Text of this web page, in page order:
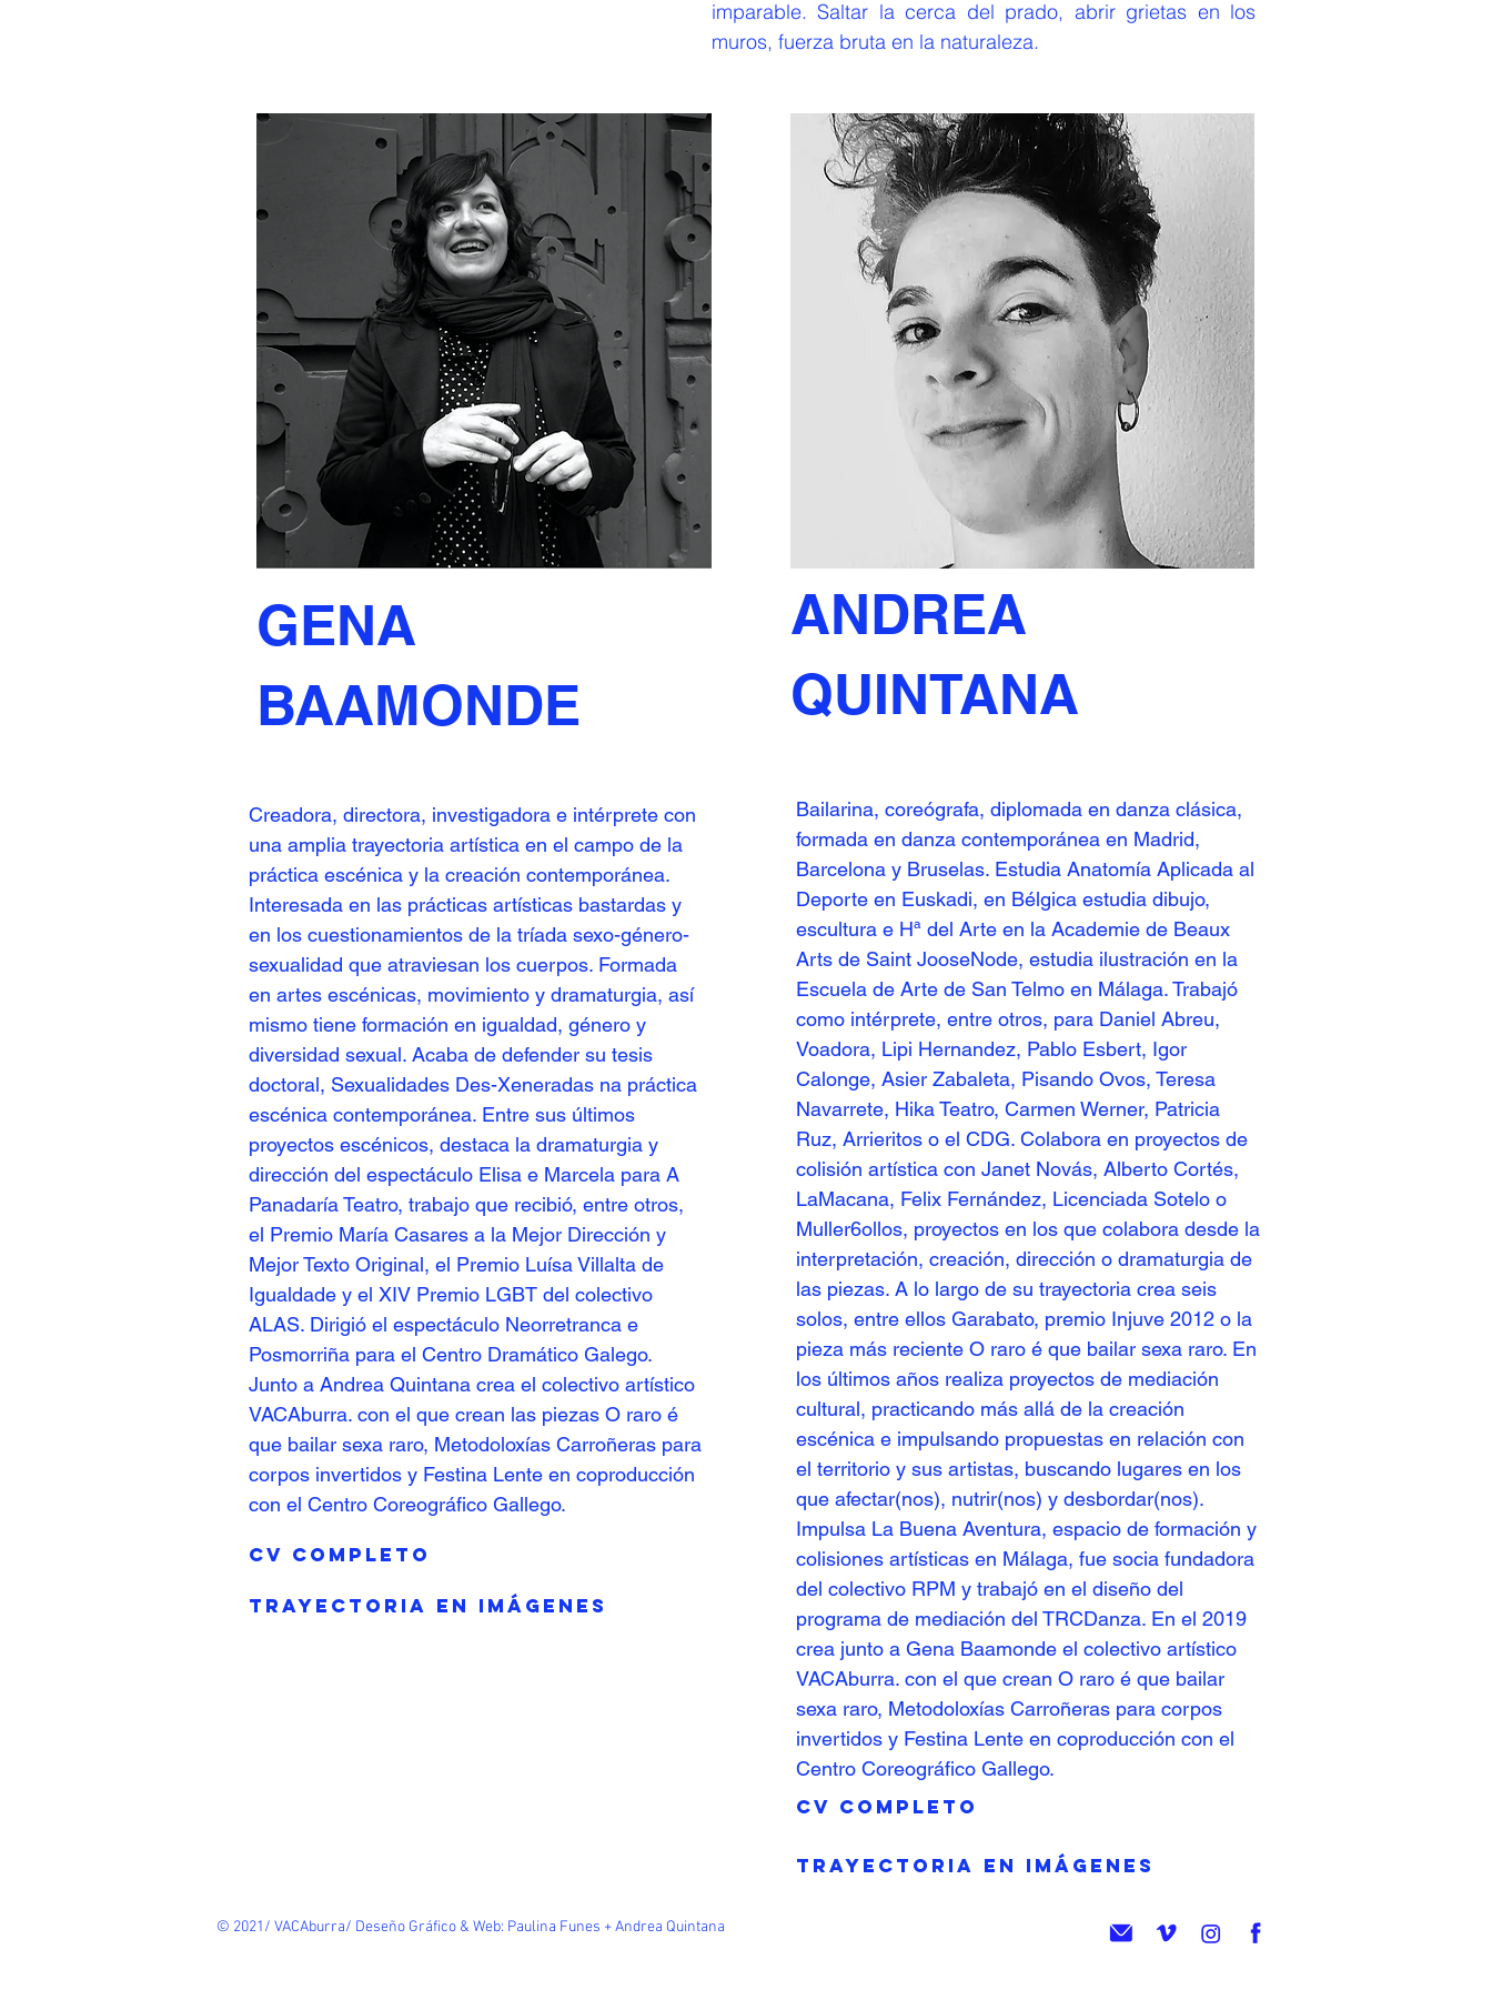
imparable. Saltar la cerca del prado, abrir grietas en los
muros, fuerza bruta en la naturaleza.
GENA
BAAMONDE
ANDREA
QUINTANA
Creadora, directora, investigadora e intérprete con
una amplia trayectoria artística en el campo de la
práctica escénica y la creación contemporánea.
Interesada en las prácticas artísticas bastardas y
en los cuestionamientos de la tríada sexo-género-
sexualidad que atraviesan los cuerpos. Formada
en artes escénicas, movimiento y dramaturgia, así
mismo tiene formación en igualdad, género y
diversidad sexual. Acaba de defender su tesis
doctoral, Sexualidades Des-Xeneradas na práctica
escénica contemporánea. Entre sus últimos
proyectos escénicos, destaca la dramaturgia y
dirección del espectáculo Elisa e Marcela para A
Panadaría Teatro, trabajo que recibió, entre otros,
el Premio María Casares a la Mejor Dirección y
Mejor Texto Original, el Premio Luísa Villalta de
Igualdade y el XIV Premio LGBT del colectivo
ALAS. Dirigió el espectáculo Neorretranca e
Posmorriña para el Centro Dramático Galego.
Junto a Andrea Quintana crea el colectivo artístico
VACAburra. con el que crean las piezas O raro é
que bailar sexa raro, Metodoloxías Carroñeras para
corpos invertidos y Festina Lente en coproducción
con el Centro Coreográfico Gallego.
CV COMPLETO
TRAYECTORIA EN IMÁGENES
Bailarina, coreógrafa, diplomada en danza clásica,
formada en danza contemporánea en Madrid,
Barcelona y Bruselas. Estudia Anatomía Aplicada al
Deporte en Euskadi, en Bélgica estudia dibujo,
escultura e Hª del Arte en la Academie de Beaux
Arts de Saint JooseNode, estudia ilustración en la
Escuela de Arte de San Telmo en Málaga. Trabajó
como intérprete, entre otros, para Daniel Abreu,
Voadora, Lipi Hernandez, Pablo Esbert, Igor
Calonge, Asier Zabaleta, Pisando Ovos, Teresa
Navarrete, Hika Teatro, Carmen Werner, Patricia
Ruz, Arrieritos o el CDG. Colabora en proyectos de
colisión artística con Janet Novás, Alberto Cortés,
LaMacana, Felix Fernández, Licenciada Sotelo o
Muller6ollos, proyectos en los que colabora desde la
interpretación, creación, dirección o dramaturgia de
las piezas. A lo largo de su trayectoria crea seis
solos, entre ellos Garabato, premio Injuve 2012 o la
pieza más reciente O raro é que bailar sexa raro. En
los últimos años realiza proyectos de mediación
cultural, practicando más allá de la creación
escénica e impulsando propuestas en relación con
el territorio y sus artistas, buscando lugares en los
que afectar(nos), nutrir(nos) y desbordar(nos).
Impulsa La Buena Aventura, espacio de formación y
colisiones artísticas en Málaga, fue socia fundadora
del colectivo RPM y trabajó en el diseño del
programa de mediación del TRCDanza. En el 2019
crea junto a Gena Baamonde el colectivo artístico
VACAburra. con el que crean O raro é que bailar
sexa raro, Metodoloxías Carroñeras para corpos
invertidos y Festina Lente en coproducción con el
Centro Coreográfico Gallego.
CV COMPLETO
TRAYECTORIA EN IMÁGENES
© 2021/ VACAburra/ Deseño Gráfico & Web: Paulina Funes + Andrea Quintana